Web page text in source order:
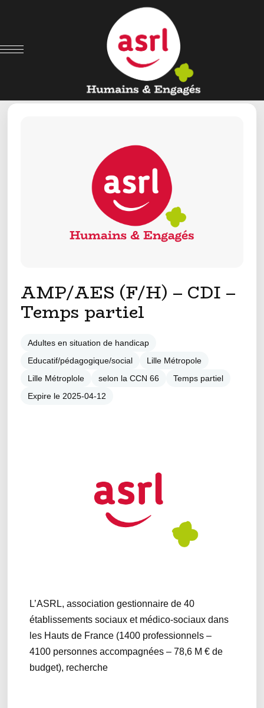
AMP/AES (F/H) – CDI –
Temps partiel
Adultes en situation de handicap
Educatif/pédagogique/social
Lille Métropole
Lille Métroplole
selon la CCN 66
Temps partiel
Expire le 2025-04-12
L’ASRL, association gestionnaire de 40
établissements sociaux et médico-sociaux dans
les Hauts de France (1400 professionnels –
4100 personnes accompagnées – 78,6 M € de
budget), recherche